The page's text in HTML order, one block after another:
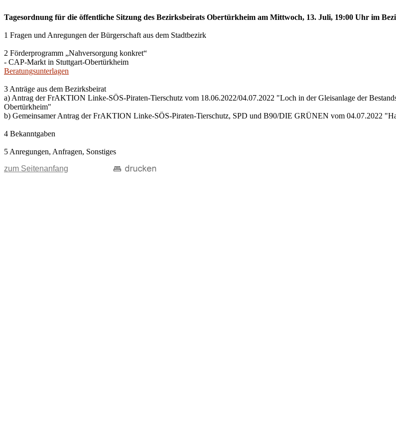
Tagesordnung für die öffentliche Sitzung des Bezirksbeirats Obertürkheim am Mittwoch, 13. Juli, 19:00 Uhr im
1 Fragen und Anregungen der Bürgerschaft aus dem Stadtbezirk
2 Förderprogramm „Nahversorgung konkret“
- CAP-Markt in Stuttgart-Obertürkheim
Beratungsunterlagen
3 Anträge aus dem Bezirksbeirat
a) Antrag der FrAKTION Linke-SÖS-Piraten-Tierschutz vom 18.06.2022/04.07.2022 "Loch in der Gleisanlage der
Obertürkheim"
b) Gemeinsamer Antrag der FrAKTION Linke-SÖS-Piraten-Tierschutz, SPD und B90/DIE GRÜNEN vom 04.07.2022
4 Bekanntgaben
5 Anregungen, Anfragen, Sonstiges
zum Seitenanfang